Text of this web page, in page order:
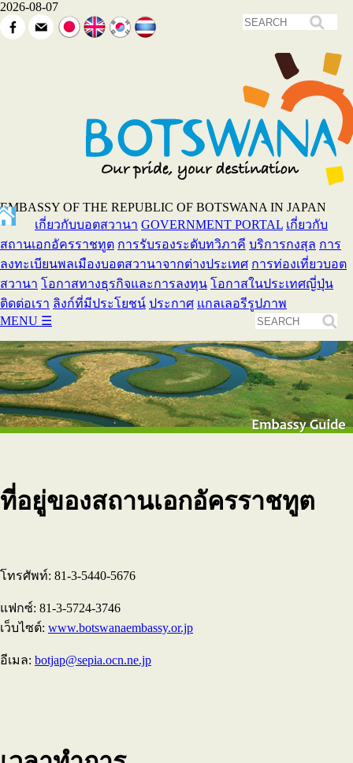
2026-08-07
EMBASSY OF THE REPUBLIC OF BOTSWANA IN JAPAN
เกี่ยวกับบอตสวานา GOVERNMENT PORTAL เกี่ยวกับ
สถานเอกอัครราชทูต การรับรองระดับทวิภาคี บริการกงสุล การ
ลงทะเบียนพลเมืองบอตสวานาจากต่างประเทศ การท่องเที่ยวบอต
สวานา โอกาสทางธุรกิจและการลงทุน โอกาสในประเทศญี่ปุ่น
ติดต่อเรา ลิงก์ที่มีประโยชน์ ประกาศ แกลเลอรีรูปภาพ
MENU ☰
ที่อยู่ของสถานเอกอัครราชทูต
โทรศัพท์: 81-3-5440-5676
แฟกซ์: 81-3-5724-3746
เว็บไซต์: www.botswanaembassy.or.jp
อีเมล: botjap@sepia.ocn.ne.jp